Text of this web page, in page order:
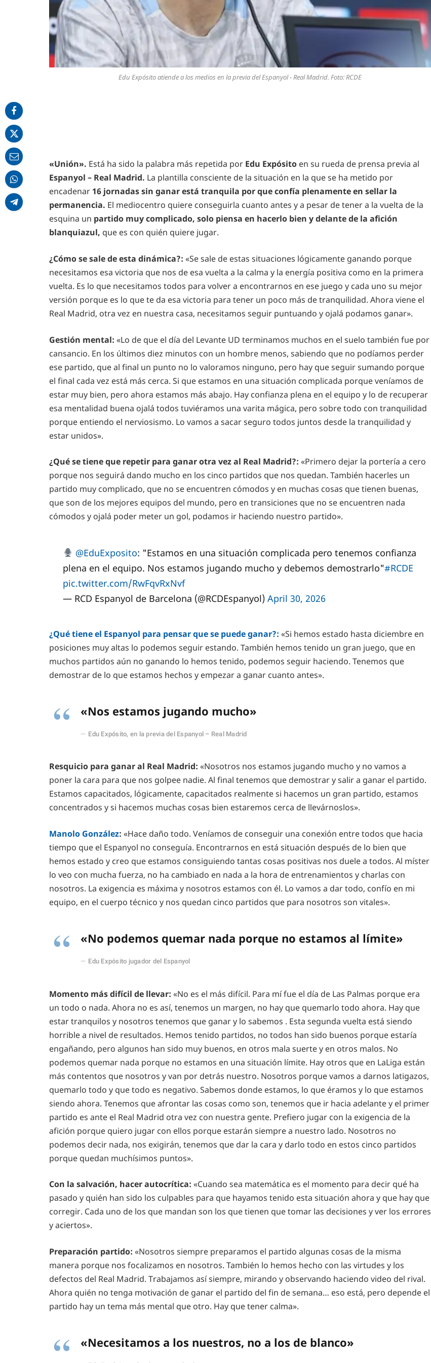
Edu Expósito atiende a los medios en la previa del Espanyol - Real Madrid. Foto: RCDE
«Unión». Está ha sido la palabra más repetida por Edu Expósito en su rueda de prensa previa al
Espanyol – Real Madrid. La plantilla consciente de la situación en la que se ha metido por
encadenar 16 jornadas sin ganar está tranquila por que confía plenamente en sellar la
permanencia. El mediocentro quiere conseguirla cuanto antes y a pesar de tener a la vuelta de la
esquina un partido muy complicado, solo piensa en hacerlo bien y delante de la afición
blanquiazul, que es con quién quiere jugar.
¿Cómo se sale de esta dinámica?: «Se sale de estas situaciones lógicamente ganando porque
necesitamos esa victoria que nos de esa vuelta a la calma y la energía positiva como en la primera
vuelta. Es lo que necesitamos todos para volver a encontrarnos en ese juego y cada uno su mejor
versión porque es lo que te da esa victoria para tener un poco más de tranquilidad. Ahora viene el
Real Madrid, otra vez en nuestra casa, necesitamos seguir puntuando y ojalá podamos ganar».
Gestión mental: «Lo de que el día del Levante UD terminamos muchos en el suelo también fue por
cansancio. En los últimos diez minutos con un hombre menos, sabiendo que no podíamos perder
ese partido, que al final un punto no lo valoramos ninguno, pero hay que seguir sumando porque
el final cada vez está más cerca. Si que estamos en una situación complicada porque veníamos de
estar muy bien, pero ahora estamos más abajo. Hay confianza plena en el equipo y lo de recuperar
esa mentalidad buena ojalá todos tuviéramos una varita mágica, pero sobre todo con tranquilidad
porque entiendo el nerviosismo. Lo vamos a sacar seguro todos juntos desde la tranquilidad y
estar unidos».
¿Qué se tiene que repetir para ganar otra vez al Real Madrid?: «Primero dejar la portería a cero
porque nos seguirá dando mucho en los cinco partidos que nos quedan. También hacerles un
partido muy complicado, que no se encuentren cómodos y en muchas cosas que tienen buenas,
que son de los mejores equipos del mundo, pero en transiciones que no se encuentren nada
cómodos y ojalá poder meter un gol, podamos ir haciendo nuestro partido».
@EduExposito: "Estamos en una situación complicada pero tenemos confianza
plena en el equipo. Nos estamos jugando mucho y debemos demostrarlo"#RCDE
pic.twitter.com/RwFqvRxNvf
— RCD Espanyol de Barcelona (@RCDEspanyol) April 30, 2026
¿Qué tiene el Espanyol para pensar que se puede ganar?: «Si hemos estado hasta diciembre en
posiciones muy altas lo podemos seguir estando. También hemos tenido un gran juego, que en
muchos partidos aún no ganando lo hemos tenido, podemos seguir haciendo. Tenemos que
demostrar de lo que estamos hechos y empezar a ganar cuanto antes».
«Nos estamos jugando mucho»
Edu Expósito, en la previa del Espanyol – Real Madrid
Resquicio para ganar al Real Madrid: «Nosotros nos estamos jugando mucho y no vamos a
poner la cara para que nos golpee nadie. Al final tenemos que demostrar y salir a ganar el partido.
Estamos capacitados, lógicamente, capacitados realmente si hacemos un gran partido, estamos
concentrados y si hacemos muchas cosas bien estaremos cerca de llevárnoslos».
Manolo González: «Hace daño todo. Veníamos de conseguir una conexión entre todos que hacia
tiempo que el Espanyol no conseguía. Encontrarnos en está situación después de lo bien que
hemos estado y creo que estamos consiguiendo tantas cosas positivas nos duele a todos. Al míster
lo veo con mucha fuerza, no ha cambiado en nada a la hora de entrenamientos y charlas con
nosotros. La exigencia es máxima y nosotros estamos con él. Lo vamos a dar todo, confío en mi
equipo, en el cuerpo técnico y nos quedan cinco partidos que para nosotros son vitales».
«No podemos quemar nada porque no estamos al límite»
Edu Expósito jugador del Espanyol
Momento más difícil de llevar: «No es el más difícil. Para mí fue el día de Las Palmas porque era
un todo o nada. Ahora no es así, tenemos un margen, no hay que quemarlo todo ahora. Hay que
estar tranquilos y nosotros tenemos que ganar y lo sabemos . Esta segunda vuelta está siendo
horrible a nivel de resultados. Hemos tenido partidos, no todos han sido buenos porque estaría
engañando, pero algunos han sido muy buenos, en otros mala suerte y en otros malos. No
podemos quemar nada porque no estamos en una situación límite. Hay otros que en LaLiga están
más contentos que nosotros y van por detrás nuestro. Nosotros porque vamos a darnos latigazos,
quemarlo todo y que todo es negativo. Sabemos donde estamos, lo que éramos y lo que estamos
siendo ahora. Tenemos que afrontar las cosas como son, tenemos que ir hacia adelante y el primer
partido es ante el Real Madrid otra vez con nuestra gente. Prefiero jugar con la exigencia de la
afición porque quiero jugar con ellos porque estarán siempre a nuestro lado. Nosotros no
podemos decir nada, nos exigirán, tenemos que dar la cara y darlo todo en estos cinco partidos
porque quedan muchísimos puntos».
Con la salvación, hacer autocrítica: «Cuando sea matemática es el momento para decir qué ha
pasado y quién han sido los culpables para que hayamos tenido esta situación ahora y que hay que
corregir. Cada uno de los que mandan son los que tienen que tomar las decisiones y ver los errores
y aciertos».
Preparación partido: «Nosotros siempre preparamos el partido algunas cosas de la misma
manera porque nos focalizamos en nosotros. También lo hemos hecho con las virtudes y los
defectos del Real Madrid. Trabajamos así siempre, mirando y observando haciendo video del rival.
Ahora quién no tenga motivación de ganar el partido del fin de semana… eso está, pero depende el
partido hay un tema más mental que otro. Hay que tener calma».
«Necesitamos a los nuestros, no a los de blanco»